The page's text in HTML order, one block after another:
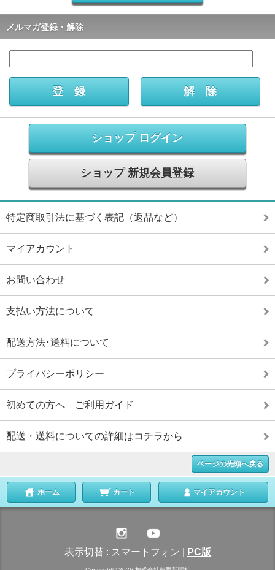
メルマガ登録・解除
ショップ ログイン
ショップ 新規会員登録
特定商取引法に基づく表記（返品など）
マイアカウント
お問い合わせ
支払い方法について
配送方法･送料について
プライバシーポリシー
初めての方へ ご利用ガイド
配送・送料についての詳細はコチラから
ページの先頭へ戻る
ホーム カート マイアカウント
表示切替 : スマートフォン PC版